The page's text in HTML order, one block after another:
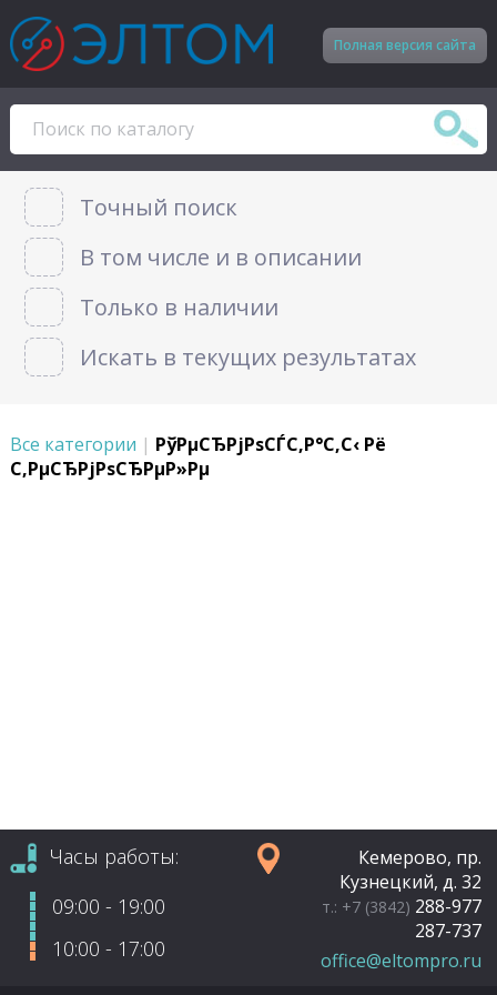
Полная версия сайта
Точный поиск
В том числе и в описании
Только в наличии
Искать в текущих результатах
Все категории | РўРµСЂРјРѕСЃС‚Р°С‚С‹ Рё
С‚РµСЂРјРѕСЂРµР»Рµ
Часы работы:
09:00 - 19:00
10:00 - 17:00
Кемерово, пр.
Кузнецкий, д. 32
т.: +7 (3842) 288-977
287-737
office@eltompro.ru